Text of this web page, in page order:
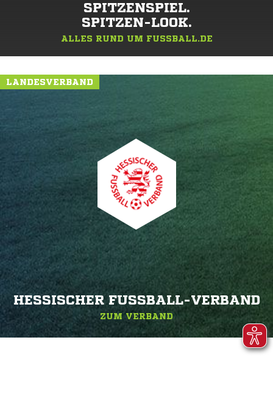
SPITZENSPIEL.
SPITZEN-LOOK.
ALLES RUND UM FUSSBALL.DE
LANDESVERBAND
HESSISCHER FUSSBALL-VERBAND
ZUM VERBAND